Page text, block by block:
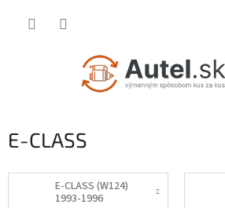
E-CLASS
E-CLASS (W124)
1993-1996